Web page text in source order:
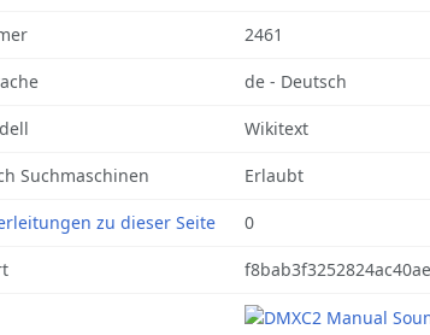
2461
de - Deutsch
Wikitext
Suchmaschinen Erlaubt
zu dieser Seite 0